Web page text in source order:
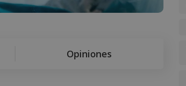
Opiniones